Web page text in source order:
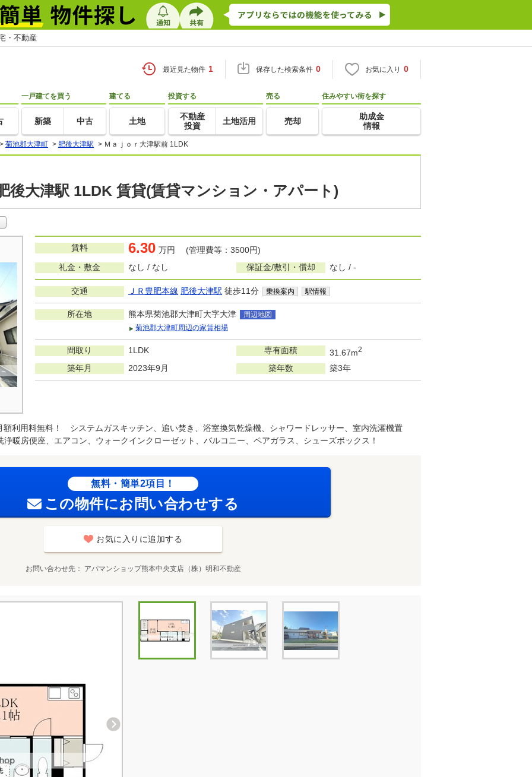
・不動産
最近見た物件 1 保存した検索条件 0 お気に入り 0
一戸建てを買う
新築 中古
建てる
土地
投資する
不動産
投資
土地活用
売る
売却
住みやすい街を探す
助成金
情報
> 菊池郡大津町 > 肥後大津駅 > Ｍａｊｏｒ大津駅前 1LDK
後大津駅 1LDK 賃貸(賃貸マンション・アパート)
賃料 6.30 万円 (管理費等：3500円)
礼金・敷金
なし / なし 保証金/敷引・償却 なし / -
交通 ＪＲ豊肥本線 肥後大津駅 徒歩11分 乗換案内 駅情報
所在地 熊本県菊池郡大津町大字大津
周辺地図
菊池郡大津町周辺の家賃相場
間取り 1LDK 専有面積 31.67m2
築年月 2023年9月 築年数 築3年
額利用料無料！ システムガスキッチン、追い焚き、浴室換気乾燥機、シャワードレッサー、室内洗濯機置
暖房便座、エアコン、ウォークインクローゼット、バルコニー、ペアガラス、シューズボックス！
無料・簡単2項目！
この物件にお問い合わせする
お気に入りに追加する
お問い合わせ先 アパマンショップ熊本中央支店（株）明和不動産